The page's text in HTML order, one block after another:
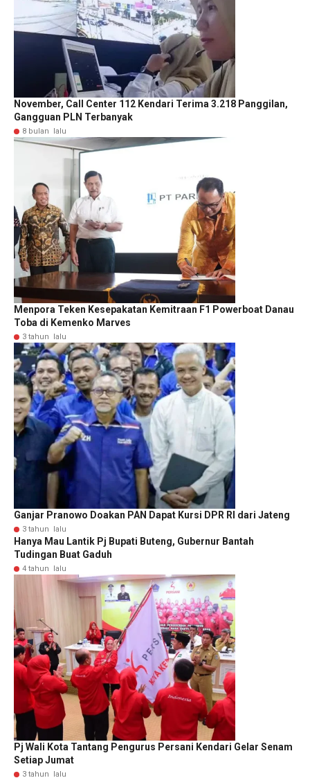
November, Call Center 112 Kendari Terima 3.218 Panggilan,
Gangguan PLN Terbanyak
8 bulan lalu
Menpora Teken Kesepakatan Kemitraan F1 Powerboat Danau
Toba di Kemenko Marves
3 tahun lalu
Ganjar Pranowo Doakan PAN Dapat Kursi DPR RI dari Jateng
3 tahun lalu
Hanya Mau Lantik Pj Bupati Buteng, Gubernur Bantah
Tudingan Buat Gaduh
4 tahun lalu
Pj Wali Kota Tantang Pengurus Persani Kendari Gelar Senam
Setiap Jumat
3 tahun lalu